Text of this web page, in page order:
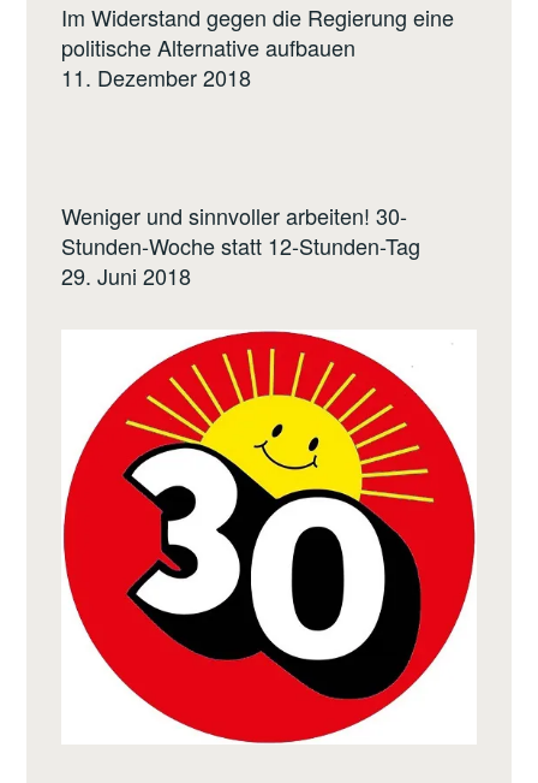
Im Widerstand gegen die Regierung eine
politische Alternative aufbauen
11. Dezember 2018
Weniger und sinnvoller arbeiten! 30-
Stunden-Woche statt 12-Stunden-Tag
29. Juni 2018